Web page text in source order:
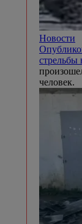
Новости
стрельбы
человек.